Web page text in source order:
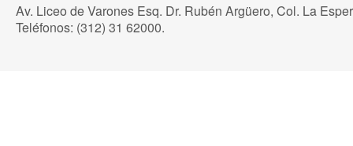
Av. Liceo de Varones Esq. Dr. Rubén Argüero, Col. La
Teléfonos: (312) 31 62000.